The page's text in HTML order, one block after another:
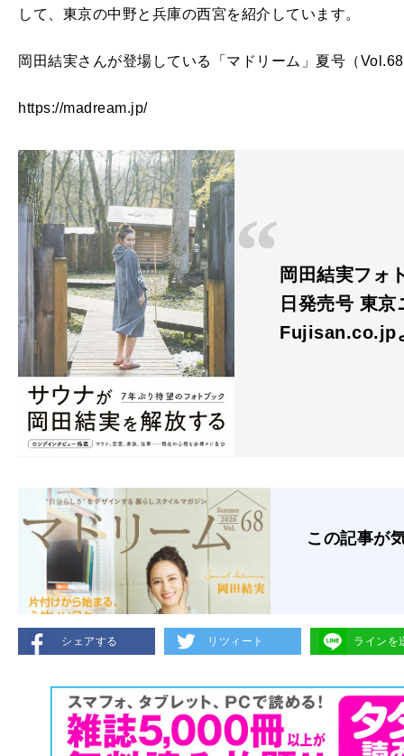
して、東京の中野と兵庫の西宮を紹介しています。
岡田結実さんが登場している「マドリーム」夏号（
https://madream.jp/
岡田結実フォ
日発売号 東
Fujisan.co.jp
この記事が
シェアする リツィート ラインを